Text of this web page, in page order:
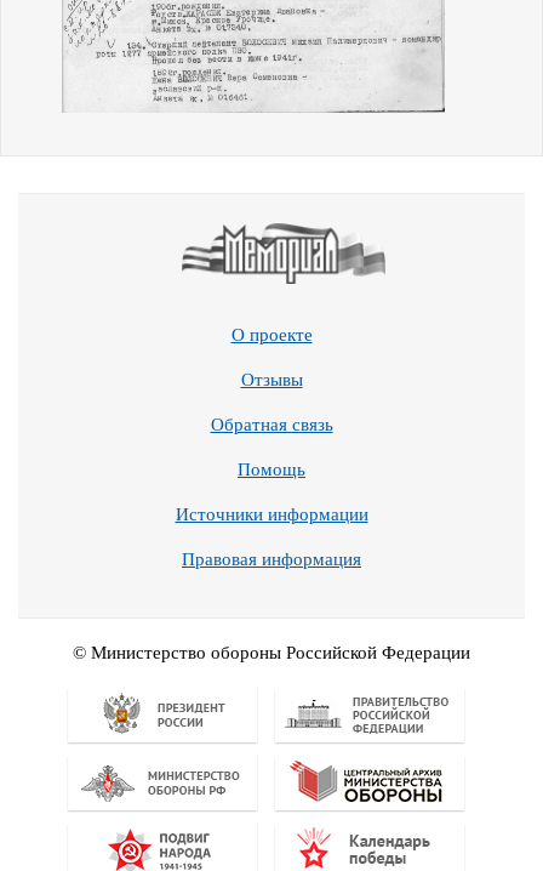
О проекте
Отзывы
Обратная связь
Помощь
Источники информации
Правовая информация
© Министерство обороны Российской Федерации